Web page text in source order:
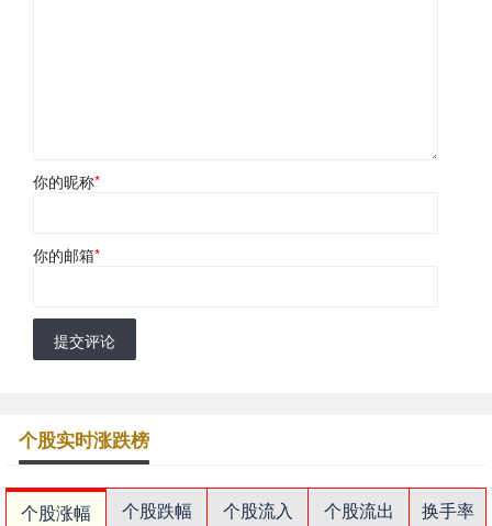
你的昵称*
你的邮箱*
提交评论
个股实时涨跌榜
个股涨幅 个股跌幅 个股流入 个股流出
换手率